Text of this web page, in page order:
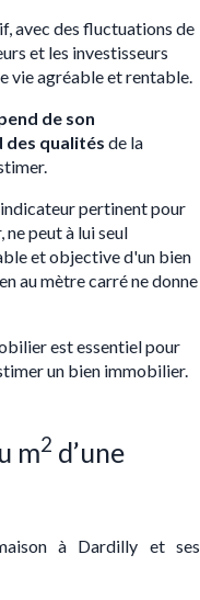
avec des fluctuations de
et les investisseurs
vie agréable et rentable.
de son
des qualités de la
pertinent pour
peut à lui seul
et objective d'un bien
au mètre carré ne donne
est essentiel pour
un bien immobilier.
m2 d’une
à Dardilly et ses